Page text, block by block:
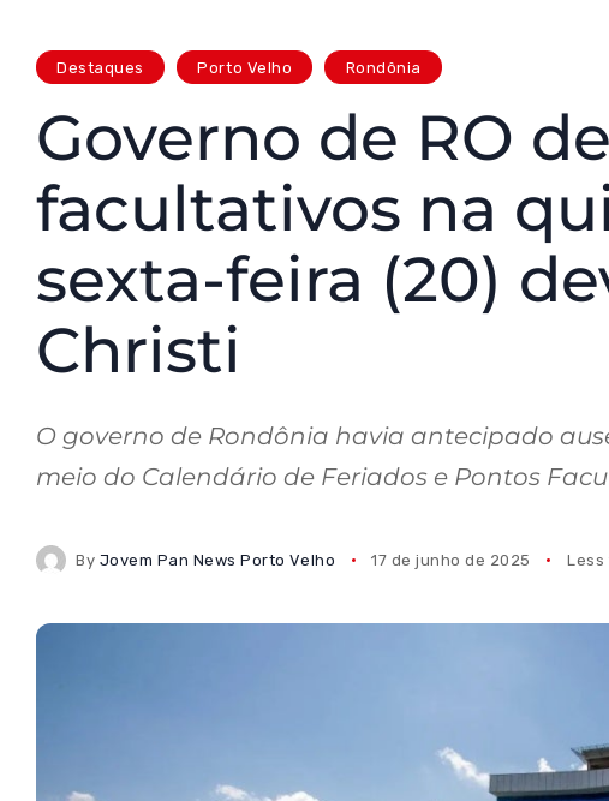
Destaques Porto Velho Rondônia
Governo de RO
facultativos na
sexta-feira (20)
Christi
O governo de Rondônia havia antecipado
meio do Calendário de Feriados e Pontos
By Jovem Pan News Porto Velho 17 de junho de 2025 Less